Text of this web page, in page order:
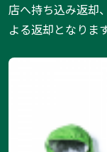
店へ持ち込み返却
よる返却となります